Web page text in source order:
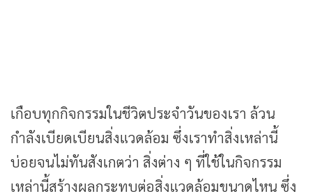
เกือบทุกกิจกรรมในชีวิตประจำวันของเรา ล้วน
กำลังเบียดเบียนสิ่งแวดล้อม ซึ่งเราทำสิ่งเหล่านี้
บ่อยจนไม่ทันสังเกตว่า สิ่งต่าง ๆ ที่ใช้ในกิจกรรม
เหล่านี้สร้างผลกระทบต่อสิ่งแวดล้อมขนาดไหน ซึ่ง